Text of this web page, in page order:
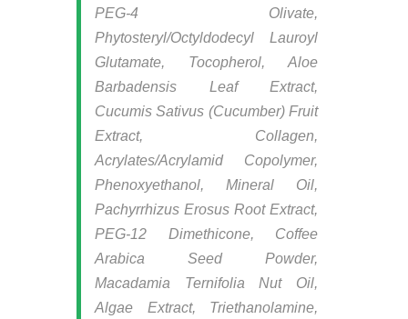
PEG-4 Olivate,
Phytosteryl/Octyldodecyl Lauroyl
Glutamate, Tocopherol, Aloe
Barbadensis Leaf Extract,
Cucumis Sativus (Cucumber) Fruit
Extract, Collagen,
Acrylates/Acrylamid Copolymer,
Phenoxyethanol, Mineral Oil,
Pachyrrhizus Erosus Root Extract,
PEG-12 Dimethicone, Coffee
Arabica Seed Powder,
Macadamia Ternifolia Nut Oil,
Algae Extract, Triethanolamine,